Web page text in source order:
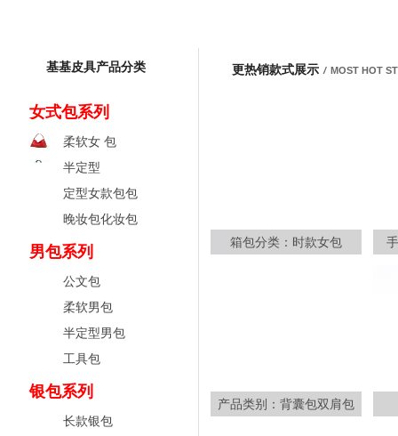
基基皮具产品分类
女式包系列
柔软女 包
半定型
定型女款包包
晚妆包化妆包
男包系列
公文包
柔软男包
半定型男包
工具包
银包系列
长款银包
更热销款式展示 / MOST HOT
箱包分类：时款女包
产品类别：背囊包双肩包